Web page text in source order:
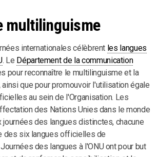
multilinguisme
internationales célèbrent les langues
. Le Département de la communication
pour reconnaître le multilinguisme et la
ainsi que pour promouvoir l'utilisation égale
au sein de l'Organisation. Les
des Nations Unies dans le monde
des langues distinctes, chacune
des six langues officielles de
des langues à l'ONU ont pour but